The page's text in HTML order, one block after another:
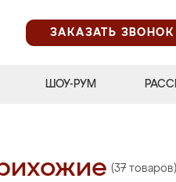
ЗАКАЗАТЬ ЗВОНОК
ШОУ-РУМ
(37 товаров)